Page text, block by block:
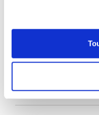
Parfait
, suite à
Utile(0) Signaler